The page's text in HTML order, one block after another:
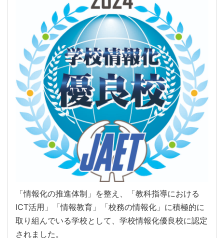
「情報化の推進体制」を整え、「教科指導における
ICT活用」「情報教育」「校務の情報化」に積極的に
取り組んでいる学校として、学校情報化優良校に認定
されました。